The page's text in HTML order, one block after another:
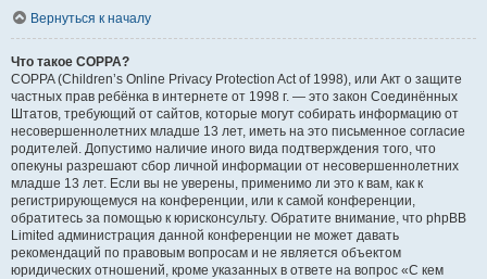
Вернуться к началу
Что такое COPPA?
COPPA (Children’s Online Privacy Protection Act of 1998), или Акт о защите
частных прав ребёнка в интернете от 1998 г. — это закон Соединённых
Штатов, требующий от сайтов, которые могут собирать информацию от
несовершеннолетних младше 13 лет, иметь на это письменное согласие
родителей. Допустимо наличие иного вида подтверждения того, что
опекуны разрешают сбор личной информации от несовершеннолетних
младше 13 лет. Если вы не уверены, применимо ли это к вам, как к
регистрирующемуся на конференции, или к самой конференции,
обратитесь за помощью к юрисконсульту. Обратите внимание, что phpBB
Limited администрация данной конференции не может давать
рекомендаций по правовым вопросам и не является объектом
юридических отношений, кроме указанных в ответе на вопрос «С кем